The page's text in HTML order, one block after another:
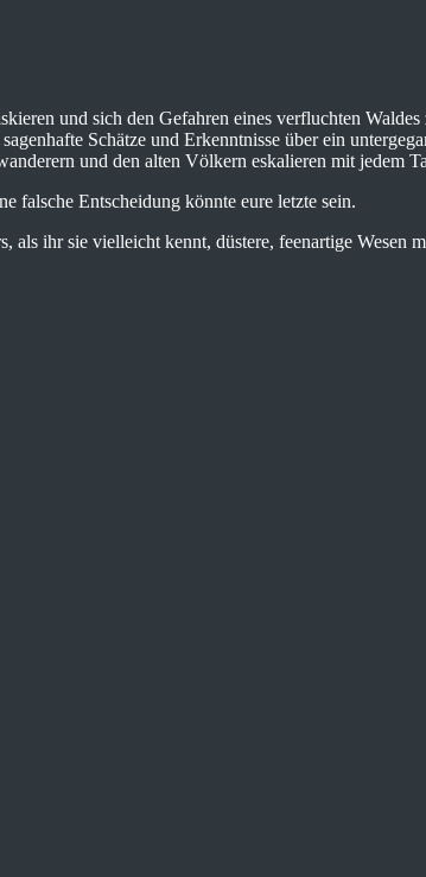
und sich den Gefahren eines verfluchten
Schätze und Erkenntnisse über ein
und den alten Völkern eskalieren mit jedem
falsche Entscheidung könnte eure letzte sein.
ihr sie vielleicht kennt, düstere, feenartige Wesen